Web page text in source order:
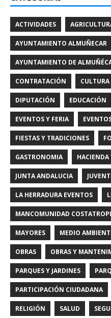
ACTIVIDADES
AYUNTAMIENTO ALMUÑECAR
AYUNTAMIENTO DE
CONTRATACIÓN
DIPUTACIÓN EDUCACIÓN
EVENTOS Y FERIA
FIESTAS Y TRADICIONES
GASTRONOMIA HACIENDA
JUNTA ANDALUCIA
LA HERRADURA EVENTOS
MANCOMUNIDAD
MAYORES MEDIO
OBRAS OBRAS Y
PARQUES Y JARDINES
PARTICIPACIÓN CIUDADANA
RELIGIÓN SALUD